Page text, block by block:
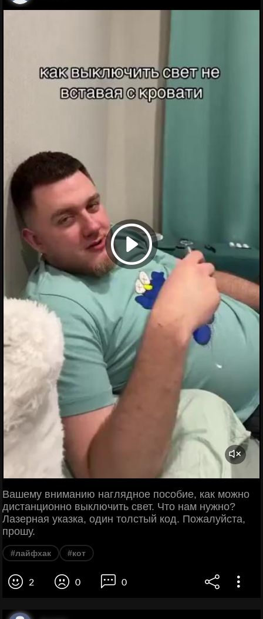
Вашему вниманию наглядное пособие, как можно
дистанционно выключить свет. Что нам нужно?
Лазерная указка, один толстый код. Пожалуйста,
прошу.
#лайфхак #кот
2 0 0